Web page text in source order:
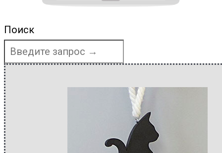
Поиск